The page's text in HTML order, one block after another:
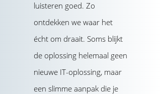
luisteren goed. Zo
ontdekken we waar het
écht om draait. Soms blijkt
de oplossing helemaal geen
nieuwe IT-oplossing, maar
een slimme aanpak die je